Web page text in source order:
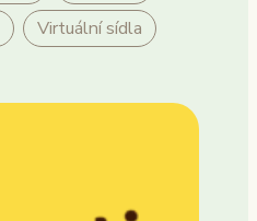
Virtuální sídla